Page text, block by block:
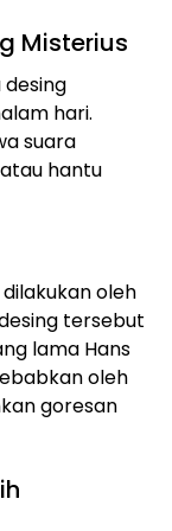
Misterius
desing
hari.
suara
hantu
oleh
tersebut
lama Hans
oleh
goresan